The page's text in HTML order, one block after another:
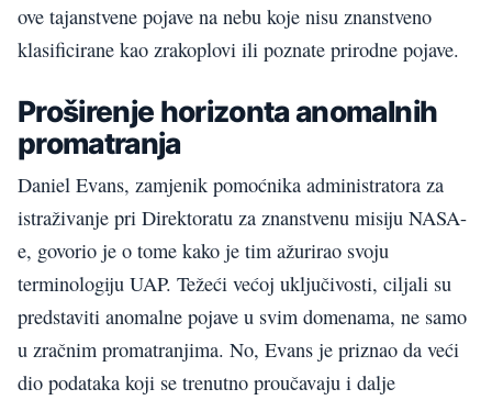
ove tajanstvene pojave na nebu koje nisu znanstveno
klasificirane kao zrakoplovi ili poznate prirodne pojave.
Proširenje horizonta anomalnih
promatranja
Daniel Evans, zamjenik pomoćnika administratora za
istraživanje pri Direktoratu za znanstvenu misiju NASA-
e, govorio je o tome kako je tim ažurirao svoju
terminologiju UAP. Težeći većoj uključivosti, ciljali su
predstaviti anomalne pojave u svim domenama, ne samo
u zračnim promatranjima. No, Evans je priznao da veći
dio podataka koji se trenutno proučavaju i dalje